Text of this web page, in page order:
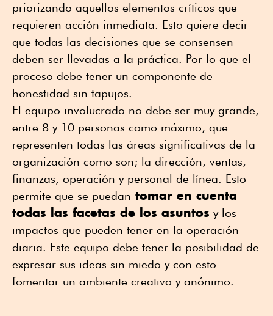
priorizando aquellos elementos críticos que
requieren acción inmediata. Esto quiere decir
que todas las decisiones que se consensen
deben ser llevadas a la práctica. Por lo que el
proceso debe tener un componente de
honestidad sin tapujos.
El equipo involucrado no debe ser muy grande,
entre 8 y 10 personas como máximo, que
representen todas las áreas significativas de la
organización como son; la dirección, ventas,
finanzas, operación y personal de línea. Esto
permite que se puedan tomar en cuenta
todas las facetas de los asuntos y los
impactos que pueden tener en la operación
diaria. Este equipo debe tener la posibilidad de
expresar sus ideas sin miedo y con esto
fomentar un ambiente creativo y anónimo.